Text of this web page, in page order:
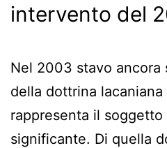
intervento del
Nel 2003 stavo ancora
della dottrina
rappresenta il
significante. Di quella